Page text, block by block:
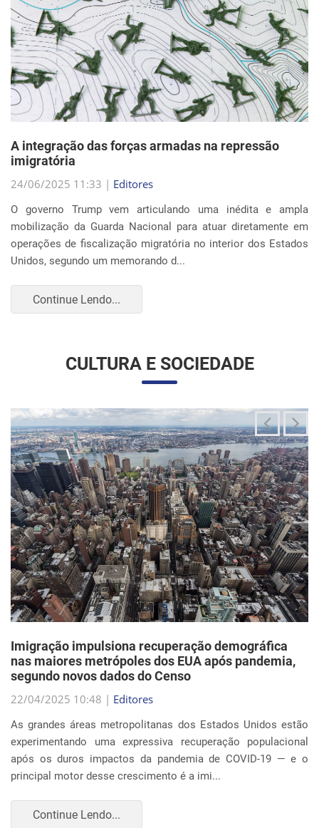
imigratória
24/06/2025 11:33 |
O governo Trump vem articulando uma inédita e ampla
mobilização da Guarda Nacional para atuar diretamente em
operações de fiscalização migratória no interior dos Estados
Unidos, segundo um memorando d...
Continue Lendo...
nas maiores metrópoles dos EUA após pandemia,
segundo novos dados do Censo
22/04/2025 10:48 |Editores
As grandes áreas metropolitanas dos Estados Unidos estão
experimentando uma expressiva recuperação populacional
após os duros impactos da pandemia de COVID-19 — e o
principal motor desse crescimento é a imi...
Continue Lendo...